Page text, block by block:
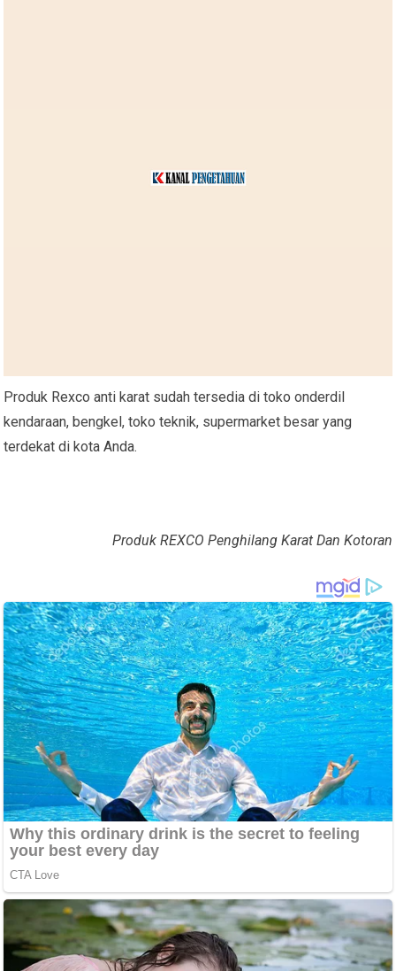
Produk Rexco anti karat sudah tersedia di toko onderdil
kendaraan, bengkel, toko teknik, supermarket besar yang
terdekat di kota Anda.
Produk REXCO Penghilang Karat Dan Kotoran